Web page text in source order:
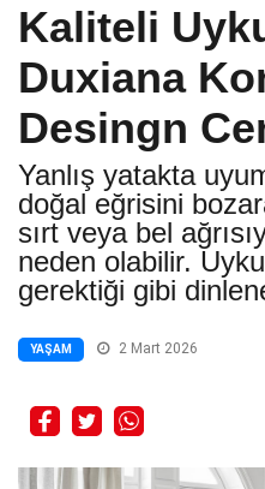
Kaliteli
Duxiana
Desingn
Yanlış yatakta
doğal eğrisini
sırt veya bel
neden olabilir.
gerektiği gibi
YAŞAM 2 Mart 2026